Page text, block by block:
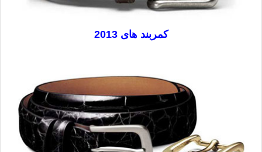
کمربند های 2013